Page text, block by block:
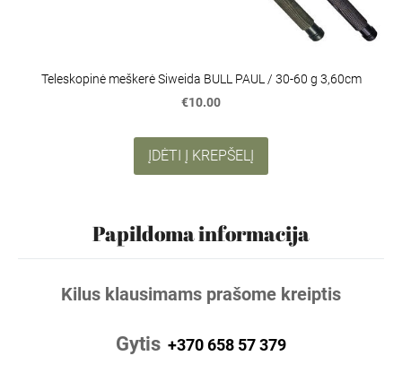
Papildoma informacija
Kilus klausimams prašome kreiptis
Gytis +370 658 57 379
Teleskopinė meškerė Siweida BULL PAUL / 30-60 g 3,60cm
€10.00
ĮDĖTI Į KREPŠELĮ